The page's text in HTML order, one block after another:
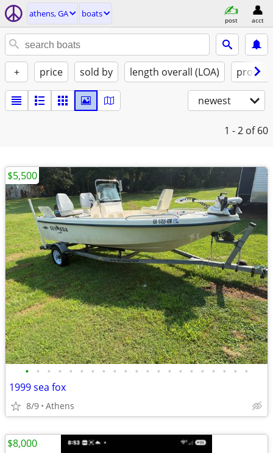
athens, GA boats
post acct
+ price sold by length overall (LOA)
newest
1 - 2 of 60
• • • • • • • • • • • • • • • • • • • • •
1999 sea fox
8/9 Athens
$5,500
$8,000